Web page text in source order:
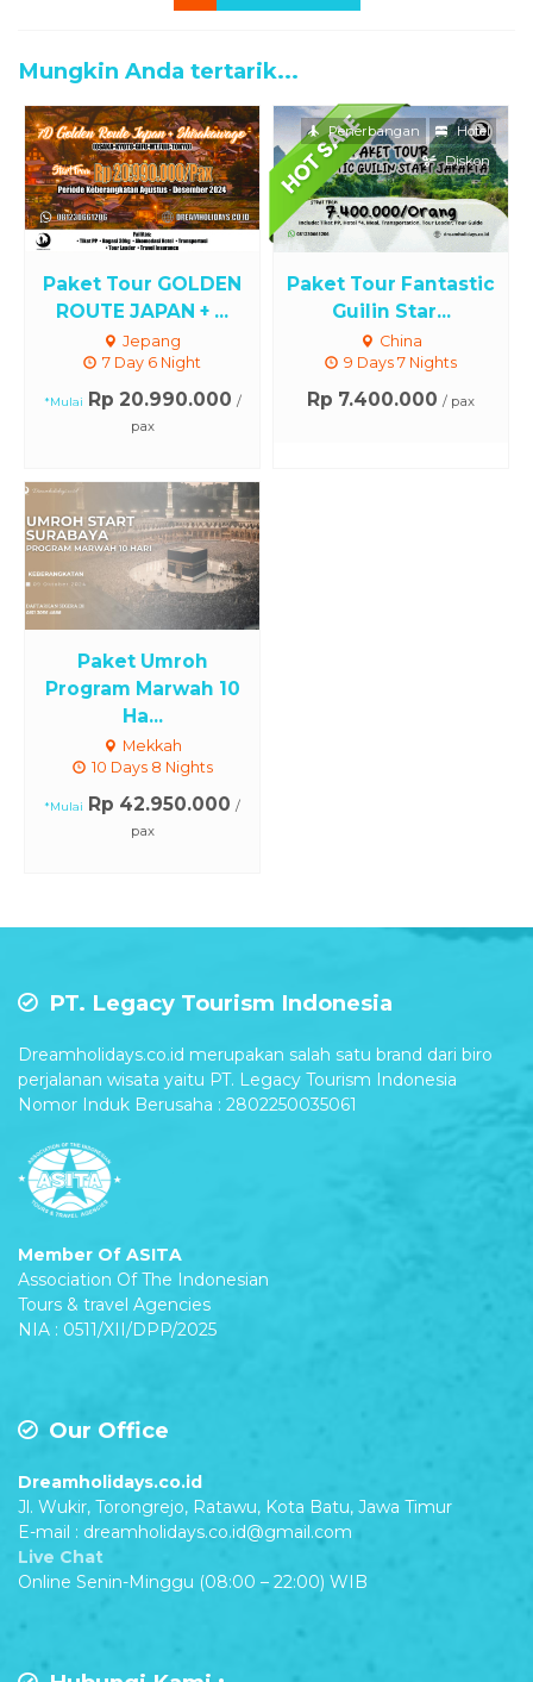
Mungkin Anda tertarik...
Paket Tour GOLDEN
ROUTE JAPAN + ...
Jepang
7 Day 6 Night
*Mulai Rp 20.990.000 /
pax
Paket Tour Fantastic
Guilin Star...
China
9 Days 7 Nights
Rp 7.400.000 / pax
Penerbangan
Hotel
Diskon
Paket Umroh
Program Marwah 10
Ha...
Mekkah
10 Days 8 Nights
*Mulai Rp 42.950.000 /
pax
PT. Legacy Tourism Indonesia
Dreamholidays.co.id merupakan salah satu brand dari biro
perjalanan wisata yaitu PT. Legacy Tourism Indonesia
Nomor Induk Berusaha : 2802250035061
Member Of ASITA
Association Of The Indonesian
Tours & travel Agencies
NIA : 0511/XII/DPP/2025
Our Office
Dreamholidays.co.id
Jl. Wukir, Torongrejo, Ratawu, Kota Batu, Jawa Timur
E-mail : dreamholidays.co.id@gmail.com
Live Chat
Online Senin-Minggu (08:00 – 22:00) WIB